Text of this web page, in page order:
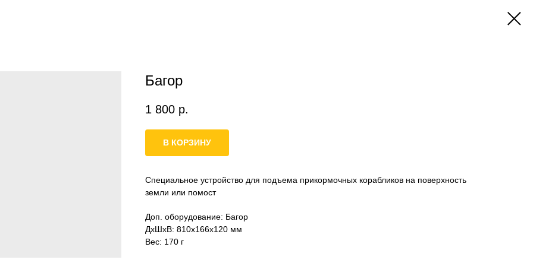
Багор
1 800 р.
В КОРЗИНУ
Специальное устройство для подъема прикормочных корабликов на поверхность
земли или помост
Доп. оборудование: Багор
ДxШxВ: 810x166x120 мм
Вес: 170 г